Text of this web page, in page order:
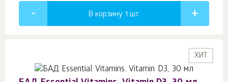
В корзину 1 шт.
ХИТ